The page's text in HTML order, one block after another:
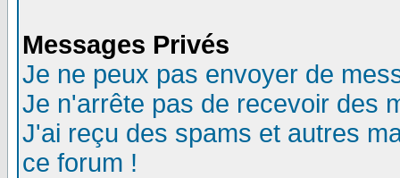
Messages Privés
Je ne peux pas envoyer de
Je n'arrête pas de recevoir des
J'ai reçu des spams et autres
ce forum !